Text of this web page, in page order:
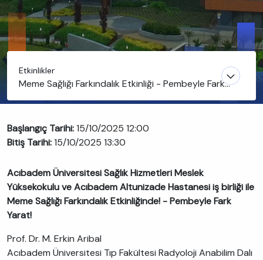
Etkinlikler
Meme Sağlığı Farkındalık Etkinliği - Pembeyle Fark
Başlangıç Tarihi:15/10/2025 12:00
Bitiş Tarihi:15/10/2025 13:30
Acıbadem Üniversitesi Sağlık Hizmetleri Meslek
Yüksekokulu ve Acıbadem Altunizade Hastanesi iş birliği ile
Meme Sağlığı Farkındalık Etkinliğinde! - Pembeyle Fark
Yarat!
Prof. Dr. M. Erkin Aribal
Acıbadem Üniversitesi Tıp Fakültesi Radyoloji Anabilim Dalı